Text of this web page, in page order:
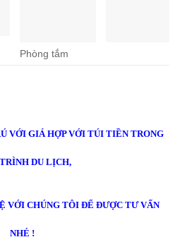
Phòng tắm
VỚI GIÁ HỢP VỚI TÚI TIỀN TRONG
DU LỊCH,
VỚI CHÚNG TÔI ĐỂ ĐƯỢC TƯ VẤN
NHÉ !